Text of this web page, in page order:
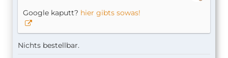
Google kaputt? hier gibts sowas!
Nichts bestellbar.